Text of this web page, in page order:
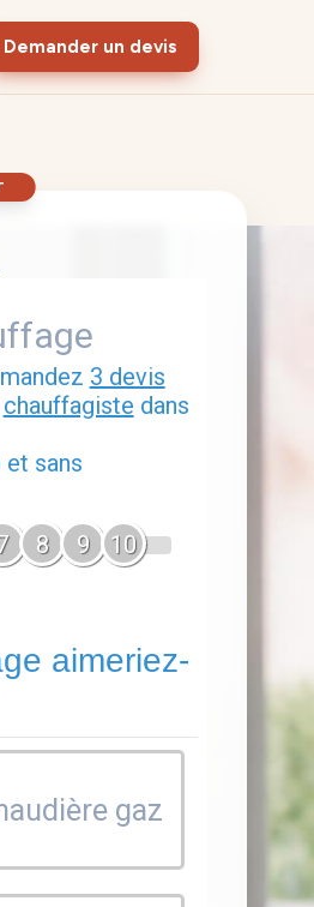
Demander un devis
3 devis
chauffagiste dans
et sans
8 9 10
aimeriez-
gaz